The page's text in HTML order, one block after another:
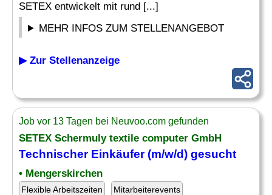
SETEX entwickelt mit rund [...]
MEHR INFOS ZUM STELLENANGEBOT
▶ Zur Stellenanzeige
Job vor 13 Tagen bei Neuvoo.com gefunden
SETEX Schermuly textile computer GmbH
Technischer Einkäufer (m/w/d) gesucht
• Mengerskirchen
Flexible Arbeitszeiten Mitarbeiterevents